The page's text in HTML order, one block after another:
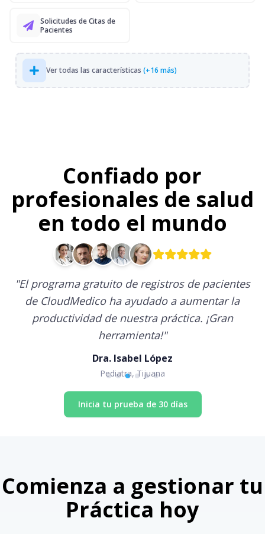
Solicitudes de Citas de
Pacientes
Ver todas las características (+16 más)
Confiado por
profesionales de salud
en todo el mundo
"El programa gratuito de registros de pacientes
de CloudMedico ha ayudado a aumentar la
productividad de nuestra práctica. ¡Gran
herramienta!"
Dra. Isabel López
Pediatra, Tijuana
Inicia tu prueba de 30 días
Comienza a gestionar tu
Práctica hoy